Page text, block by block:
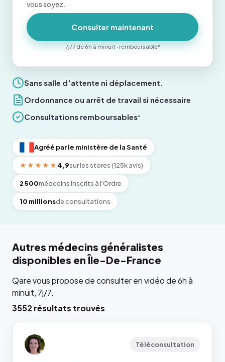
Sans salle d'attente ni déplacement.
Ordonnance ou arrêt de travail si nécessaire
Consultations remboursables*
Agréé par le ministère de la Santé
★★★★★ 4,9sur les stores (125k avis)
2 500médecins inscrits à l'Ordre
10 millionsde consultations
vous soyez.
Consulter maintenant
7j/7 de 6h à minuit · remboursable*
Autres médecins généralistes
disponibles en Île-De-France
Qare vous propose de consulter en vidéo de 6h à
minuit, 7j/7.
3552 résultats trouvés
Téléconsultation